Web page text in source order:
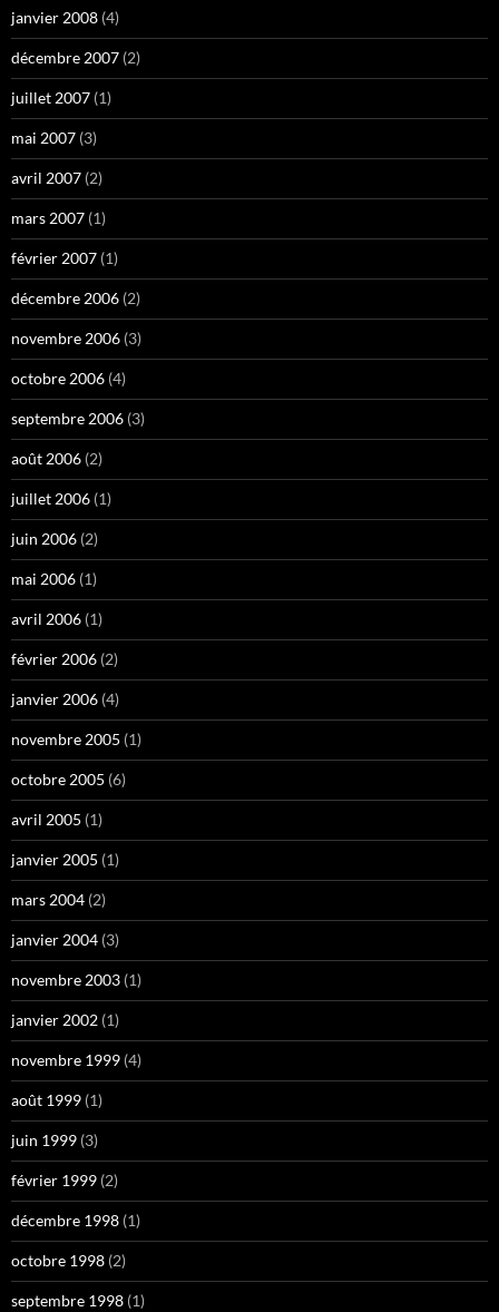
janvier 2008 (4)
décembre 2007 (2)
juillet 2007 (1)
mai 2007 (3)
avril 2007 (2)
mars 2007 (1)
février 2007 (1)
décembre 2006 (2)
novembre 2006 (3)
octobre 2006 (4)
septembre 2006 (3)
août 2006 (2)
juillet 2006 (1)
juin 2006 (2)
mai 2006 (1)
avril 2006 (1)
février 2006 (2)
janvier 2006 (4)
novembre 2005 (1)
octobre 2005 (6)
avril 2005 (1)
janvier 2005 (1)
mars 2004 (2)
janvier 2004 (3)
novembre 2003 (1)
janvier 2002 (1)
novembre 1999 (4)
août 1999 (1)
juin 1999 (3)
février 1999 (2)
décembre 1998 (1)
octobre 1998 (2)
septembre 1998 (1)